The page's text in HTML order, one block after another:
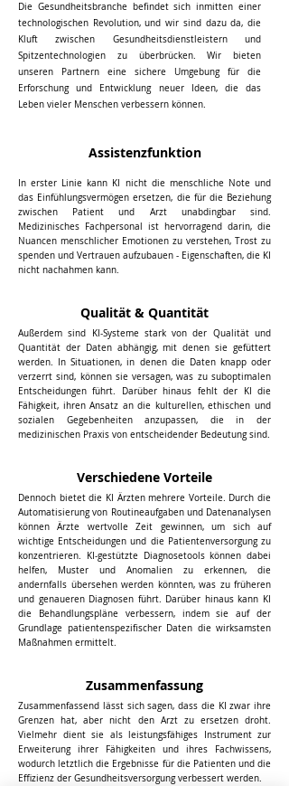
Die Gesundheitsbranche befindet sich inmitten einer
technologischen Revolution, und wir sind dazu da, die
Kluft zwischen Gesundheitsdienstleistern und
Spitzentechnologien zu überbrücken. Wir bieten
unseren Partnern eine sichere Umgebung für die
Erforschung und Entwicklung neuer Ideen, die das
Leben vieler Menschen verbessern können.
Assistenzfunktion
In erster Linie kann KI nicht die menschliche Note und
das Einfühlungsvermögen ersetzen, die für die Beziehung
zwischen Patient und Arzt unabdingbar sind.
Medizinisches Fachpersonal ist hervorragend darin, die
Nuancen menschlicher Emotionen zu verstehen, Trost zu
spenden und Vertrauen aufzubauen - Eigenschaften, die KI
nicht nachahmen kann.
Qualität & Quantität
Außerdem sind KI-Systeme stark von der Qualität und
Quantität der Daten abhängig, mit denen sie gefüttert
werden. In Situationen, in denen die Daten knapp oder
verzerrt sind, können sie versagen, was zu suboptimalen
Entscheidungen führt. Darüber hinaus fehlt der KI die
Fähigkeit, ihren Ansatz an die kulturellen, ethischen und
sozialen Gegebenheiten anzupassen, die in der
medizinischen Praxis von entscheidender Bedeutung sind.
Verschiedene Vorteile
Dennoch bietet die KI Ärzten mehrere Vorteile. Durch die
Automatisierung von Routineaufgaben und Datenanalysen
können Ärzte wertvolle Zeit gewinnen, um sich auf
wichtige Entscheidungen und die Patientenversorgung zu
konzentrieren. KI-gestützte Diagnosetools können dabei
helfen, Muster und Anomalien zu erkennen, die
andernfalls übersehen werden könnten, was zu früheren
und genaueren Diagnosen führt. Darüber hinaus kann KI
die Behandlungspläne verbessern, indem sie auf der
Grundlage patientenspezifischer Daten die wirksamsten
Maßnahmen ermittelt.
Zusammenfassung
Zusammenfassend lässt sich sagen, dass die KI zwar ihre
Grenzen hat, aber nicht den Arzt zu ersetzen droht.
Vielmehr dient sie als leistungsfähiges Instrument zur
Erweiterung ihrer Fähigkeiten und ihres Fachwissens,
wodurch letztlich die Ergebnisse für die Patienten und die
Effizienz der Gesundheitsversorgung verbessert werden.